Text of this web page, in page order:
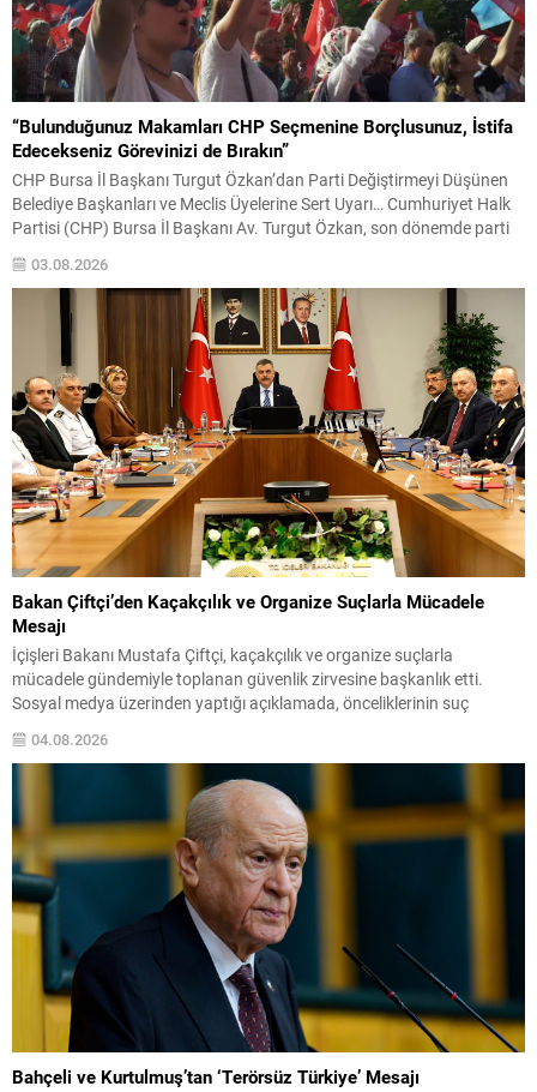
“Bulunduğunuz Makamları CHP Seçmenine Borçlusunuz, İstifa
Edecekseniz Görevinizi de Bırakın”
CHP Bursa İl Başkanı Turgut Özkan’dan Parti Değiştirmeyi Düşünen
Belediye Başkanları ve Meclis Üyelerine Sert Uyarı… Cumhuriyet Halk
Partisi (CHP) Bursa İl Başkanı Av. Turgut Özkan, son dönemde parti
değiştirecekleri yönünde iddialar gündeme gelen belediye başkanları
ve belediye meclis üyelerine yönelik dikkat çeken, sert ve kapsamlı bir
açıklama yaptı. Özkan,...
03.08.2026
Bakan Çiftçi’den Kaçakçılık ve Organize Suçlarla Mücadele
Mesajı
İçişleri Bakanı Mustafa Çiftçi, kaçakçılık ve organize suçlarla
mücadele gündemiyle toplanan güvenlik zirvesine başkanlık etti.
Sosyal medya üzerinden yaptığı açıklamada, önceliklerinin suç
Bakan Çiftçi, amaçlarının insan ve finans kaynaklarını kurutarak, suç
gelirlerini hukuki çerçevede devlet denetimine almak olduğunu
vurguladı. “Hiçbir suç yapılanmasına alan...
04.08.2026
Bahçeli ve Kurtulmuş’tan ‘Terörsüz Türkiye’ Mesajı